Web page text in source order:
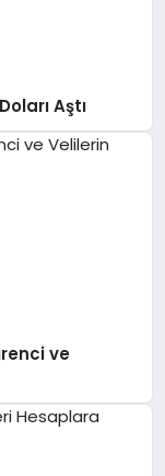
Aştı
ve